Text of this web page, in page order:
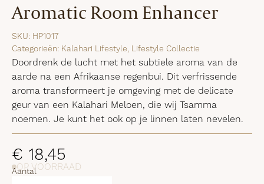
Aromatic Room Enhancer
€ 18,45
Doordrenk de lucht met het subtiele aroma van de
aarde na een Afrikaanse regenbui. Dit verfrissende
aroma transformeert je omgeving met de delicate
geur van een Kalahari Meloen, die wij Tsamma
noemen. Je kunt het ook op je linnen laten nevelen.
OP VOORRAAD
Aantal
SKU: HP1017
Categorieën: Kalahari Lifestyle, Lifestyle Collectie